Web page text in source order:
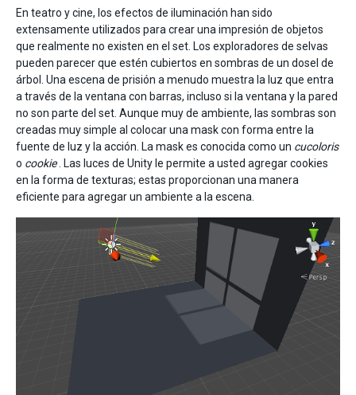
En teatro y cine, los efectos de iluminación han sido
extensamente utilizados para crear una impresión de objetos
que realmente no existen en el set. Los exploradores de selvas
pueden parecer que estén cubiertos en sombras de un dosel de
árbol. Una escena de prisión a menudo muestra la luz que entra
a través de la ventana con barras, incluso si la ventana y la pared
no son parte del set. Aunque muy de ambiente, las sombras son
creadas muy simple al colocar una mask con forma entre la
fuente de luz y la acción. La mask es conocida como un cucoloris
o cookie. Las luces de Unity le permite a usted agregar cookies
en la forma de texturas; estas proporcionan una manera
eficiente para agregar un ambiente a la escena.